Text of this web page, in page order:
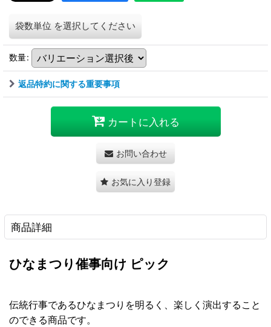
袋数単位 を選択してください
数量:
返品特約に関する重要事項
カートに入れる
お問い合わせ
お気に入り登録
商品詳細
ひなまつり催事向け ピック
伝統行事であるひなまつりを明るく、楽しく演出すること
のできる商品です。